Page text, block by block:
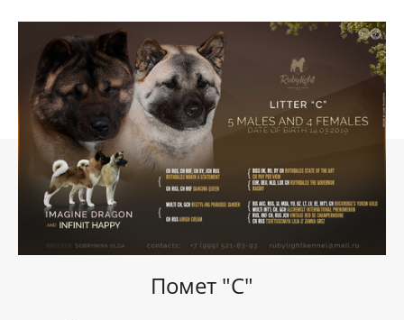
Помет "С"